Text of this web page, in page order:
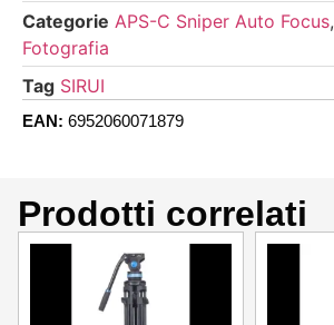
Categorie APS-C Sniper Auto Focus,
Fotografia
Tag SIRUI
EAN: 6952060071879
Prodotti correlati